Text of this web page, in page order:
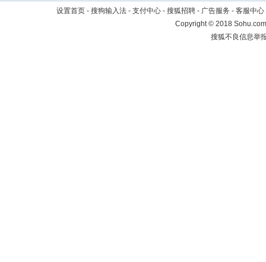
设置首页 - 搜狗输入法 - 支付中心 - 搜狐招聘 - 广告服务 - 客服中心
Copyright©2018
搜狐不良信息举